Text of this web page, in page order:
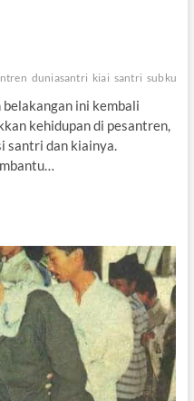
duniasantri kiai santri subkultur
ini kembali
kehidupan di pesantren,
santri dan kiainya.